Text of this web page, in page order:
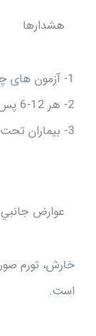
هشدارها
1- آزمون های چشم پزشکی، قبل از شروع درمان و به طور متناوب در طول درمان با دارو باید انجام شود.
2- هر 12-6 پس از درمان با این دارو، تعداد میکروفیلاریای داخل جلدی با استفاده از آزمون پوست باید ارزیابی گردد.
3- بیماران تحت درمان با این دارو از نظر بروز واکنش های حساسیت مفرط باید تحت نظر باشند.
عوارض جانبي
خارش، تورم
است.